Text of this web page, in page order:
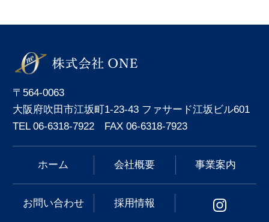
〒564-0063
大阪府吹田市江坂町1-23-43 ファサード江坂ビル601
TEL 06-6318-7922 FAX 06-6318-7923
ホーム 会社概要 事業案内
お問い合わせ 採用情報